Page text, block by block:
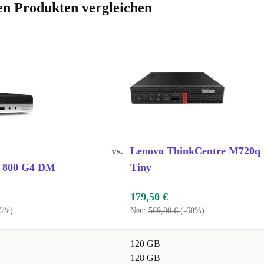
Produktivität
Produkten vergleichen
G4 DM
vs. Lenovo ThinkCentre M720q
Tiny
179,50 €
Neu: 569,00 €(-68%)
120 GB
128 GB